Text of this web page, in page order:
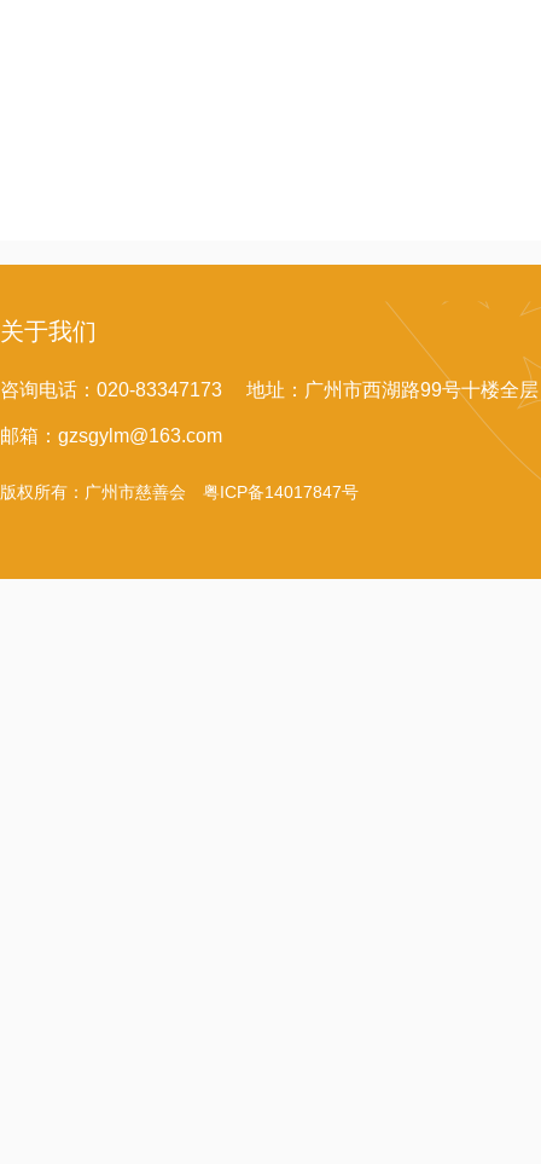
关于我们
咨询电话：020-83347173 地址：广州市西湖路99号十楼全层
邮箱：gzsgylm@163.com
版权所有：广州市慈善会 粤ICP备14017847号